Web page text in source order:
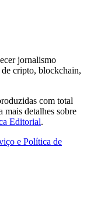
jornalismo
de cripto, blockchain,
com total
mais detalhes sobre
Editorial.
e Política de